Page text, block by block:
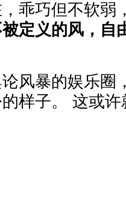
乖巧但不软弱
定义的风，自
风暴的娱乐圈
样子。 这或